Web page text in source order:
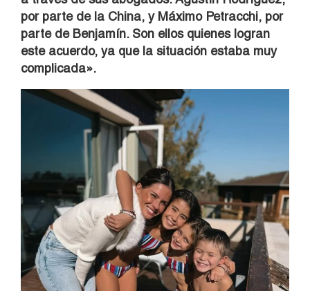
por parte de la China, y Máximo Petracchi, por
parte de Benjamín. Son ellos quienes logran
este acuerdo, ya que la situación estaba muy
complicada».